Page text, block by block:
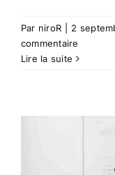
Par niroR 2
commentaire
Lire la suite